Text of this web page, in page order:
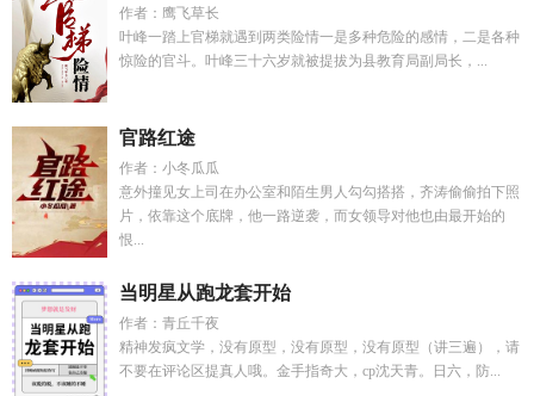
作者：鹰飞草长
叶峰一踏上官梯就遇到两类险情一是多种危险的感情，二是各种
惊险的官斗。叶峰三十六岁就被提拔为县教育局副局长，...
官路红途
作者：小冬瓜瓜
意外撞见女上司在办公室和陌生男人勾勾搭搭，齐涛偷偷拍下照
片，依靠这个底牌，他一路逆袭，而女领导对他也由最开始的
恨...
当明星从跑龙套开始
作者：青丘千夜
精神发疯文学，没有原型，没有原型，没有原型（讲三遍），请
不要在评论区提真人哦。金手指奇大，cp沈天青。日六，防...